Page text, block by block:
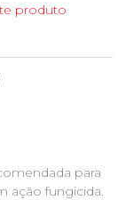
produto
para
ação fungicida.